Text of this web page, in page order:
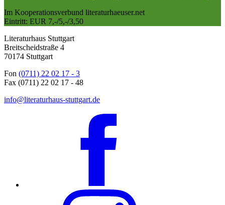
Im Kooperationsverbund literaturhaeuser.net
Eintritt: EUR 7,-/5,-/3,50
Literaturhaus Stuttgart
Breitscheidstraße 4
70174 Stuttgart
Fon (0711) 22 02 17 - 3
Fax (0711) 22 02 17 - 48
info@literaturhaus-stuttgart.de